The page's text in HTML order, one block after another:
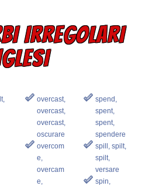
IRREGOLARI
overcast,
overcast,
overcast,
oscurare
overcom
e,
overcam
e,
spend,
spent,
spent,
spendere
spill, spilt,
spilt,
versare
spin,